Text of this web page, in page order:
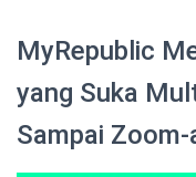
MyRepublic
yang Suka
Sampai Zoom-